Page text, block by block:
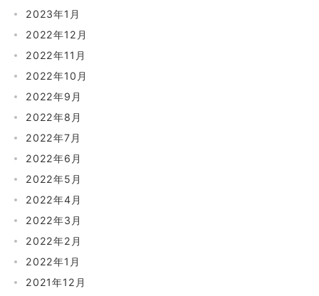
2023年1月
2022年12月
2022年11月
2022年10月
2022年9月
2022年8月
2022年7月
2022年6月
2022年5月
2022年4月
2022年3月
2022年2月
2022年1月
2021年12月